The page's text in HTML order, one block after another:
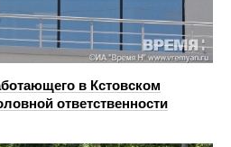
в Кстовском
ответственности